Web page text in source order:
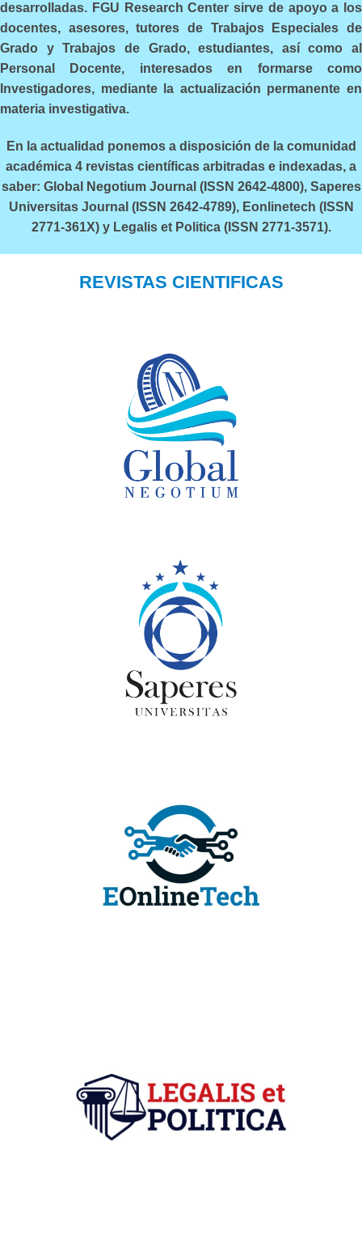
desarrolladas. FGU Research Center sirve de apoyo a los
docentes, asesores, tutores de Trabajos Especiales de
Grado y Trabajos de Grado, estudiantes, así como al
Personal Docente, interesados en formarse como
Investigadores, mediante la actualización permanente en
materia investigativa.
En la actualidad ponemos a disposición de la comunidad
académica 4 revistas científicas arbitradas e indexadas, a
saber: Global Negotium Journal (ISSN 2642-4800), Saperes
Universitas Journal (ISSN 2642-4789), Eonlinetech (ISSN
2771-361X) y Legalis et Politica (ISSN 2771-3571).
REVISTAS CIENTIFICAS